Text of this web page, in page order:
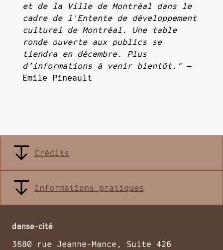
et de la Ville de Montréal dans le
cadre de l'Entente de développement
culturel de Montréal. Une table
ronde ouverte aux publics se
tiendra en décembre. Plus
d’informations à venir bientôt." —
Emile Pineault
Crédits
Informations pratiques
danse-cité
3680 rue Jeanne-Mance, Suite 426